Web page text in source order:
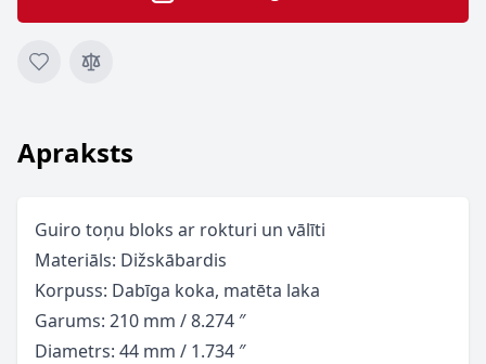
Apraksts
Guiro toņu bloks ar rokturi un vālīti
Materiāls: Dižskābardis
Korpuss: Dabīga koka, matēta laka
Garums: 210 mm / 8.274 ″
Diametrs: 44 mm / 1.734 ″